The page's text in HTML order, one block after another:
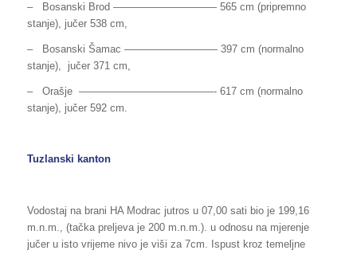
– Bosanski Brod —————————— 565 cm (pripremno
stanje), jučer 538 cm,
– Bosanski Šamac ————————— 397 cm (normalno
stanje), jučer 371 cm,
– Orašje —————————————- 617 cm (normalno
stanje), jučer 592 cm.
Tuzlanski kanton
Vodostaj na brani HA Modrac jutros u 07,00 sati bio je 199,16
m.n.m., (tačka preljeva je 200 m.n.m.). u odnosu na mjerenje
jučer u isto vrijeme nivo je viši za 7cm. Ispust kroz temeljne